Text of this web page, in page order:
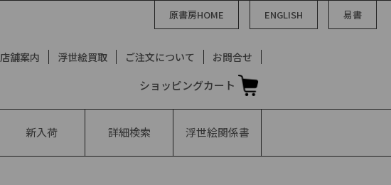
原書房HOME ENGLISH 易書
店舗案内 浮世絵買取 ご注文について お問合せ
ショッピングカート
新入荷 詳細検索 浮世絵関係書